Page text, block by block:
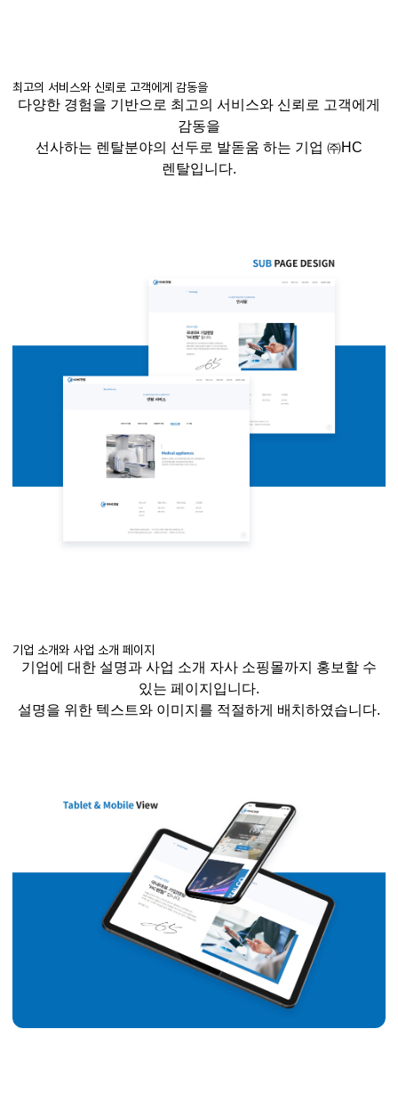
최고의 서비스와 신뢰로 고객에게 감동을
다양한 경험을 기반으로 최고의 서비스와 신뢰로 고객에게
감동을
선사하는 렌탈분야의 선두로 발돋움 하는 기업 ㈜HC
렌탈입니다.
기업 소개와 사업 소개 페이지
기업에 대한 설명과 사업 소개 자사 소핑몰까지
홍보할 수
있는 페이지입니다.
설명을 위한 텍스트와 이미지를 적절하게 배치하였습니다.